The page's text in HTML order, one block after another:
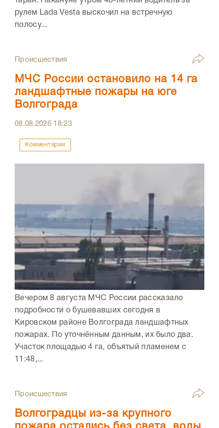
рулем Lada Vesta выскочил на встречную
полосу...
Происшествия
МЧС России остановило на 14 га
ландшафтные пожары на юге
Волгограда
08.08.2026 18:23
Комментарии
Вечером 8 августа МЧС России рассказало
подробности о бушевавших сегодня в
Кировском районе Волгограда ландшафтных
пожарах. По уточнённым данным, их было два.
Участок площадью 4 га, объятый пламенем с
11:48,...
Происшествия
Волгоградцы из-за крупного